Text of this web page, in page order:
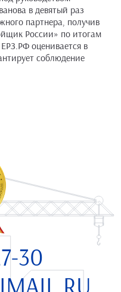
в девятый раз
партнера, получив
России» по итогам
оценивается в
соблюдение
30